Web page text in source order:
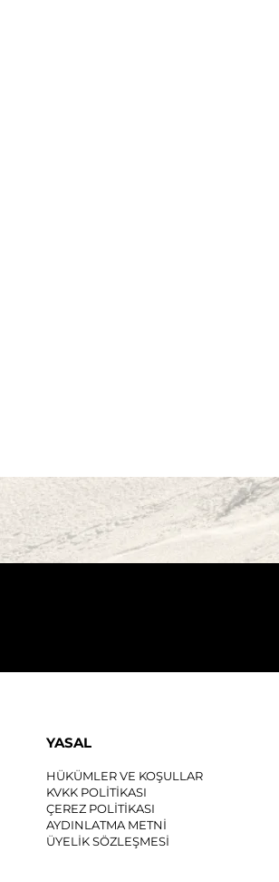
YASAL
HÜKÜMLER VE KOŞULLAR
KVKK POLİTİKASI
ÇEREZ POLİTİKASI
AYDINLATMA METNİ
ÜYELİK SÖZLEŞMESİ